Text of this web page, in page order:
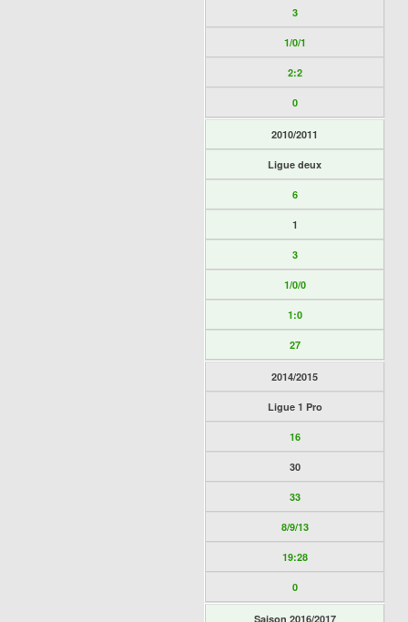
3
1/0/1
2:2
0
2010/2011
Ligue deux
6
1
3
1/0/0
1:0
27
2014/2015
Ligue 1 Pro
16
30
33
8/9/13
19:28
0
Saison 2016/2017